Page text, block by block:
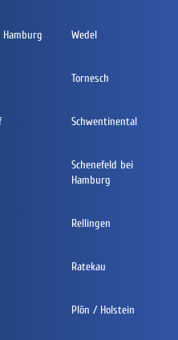
Wedel
Tornesch
Schwentinental
Schenefeld bei
Hamburg
Rellingen
Ratekau
Plön / Holstein